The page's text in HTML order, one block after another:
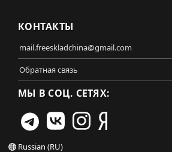
КОНТАКТЫ
mail.freeskladchina@gmail.com
Обратная связь
МЫ В СОЦ. СЕТЯХ:
Russian (RU)